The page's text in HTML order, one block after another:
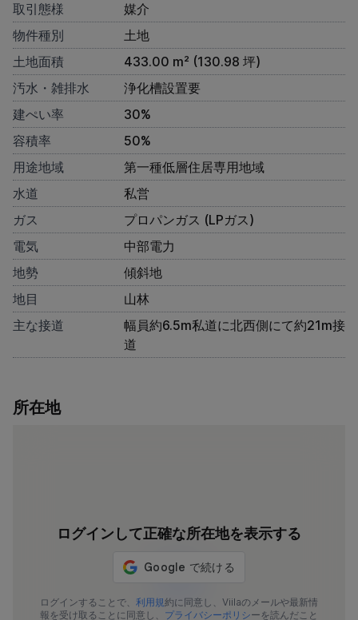
取引態様
媒介
物件種別
土地
土地面積
433.00 m² (130.98 坪)
汚水・雑排水
浄化槽設置要
建ぺい率
30%
容積率
50%
用途地域
第一種低層住居専用地域
水道
私営
ガス
プロパンガス (LPガス)
電気
中部電力
地勢
傾斜地
地目
山林
主な接道
幅員約6.5m私道に北西側にて約21m接
道
所在地
ログインして正確な所在地を表示する
ログインすることで、 利用規約に同意し、Viilaのメールや最新情
報を受け取ることに同意し、 プライバシーポリシーを読んだこと